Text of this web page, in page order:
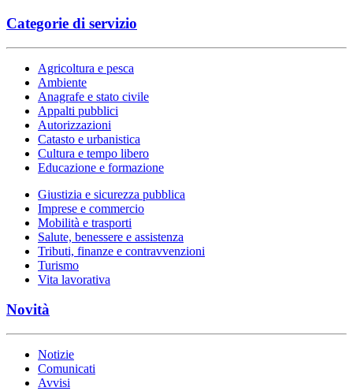
Categorie di servizio
Agricoltura e pesca
Ambiente
Anagrafe e stato civile
Appalti pubblici
Autorizzazioni
Catasto e urbanistica
Cultura e tempo libero
Educazione e formazione
Giustizia e sicurezza pubblica
Imprese e commercio
Mobilità e trasporti
Salute, benessere e assistenza
Tributi, finanze e contravvenzioni
Turismo
Vita lavorativa
Novità
Notizie
Comunicati
Avvisi